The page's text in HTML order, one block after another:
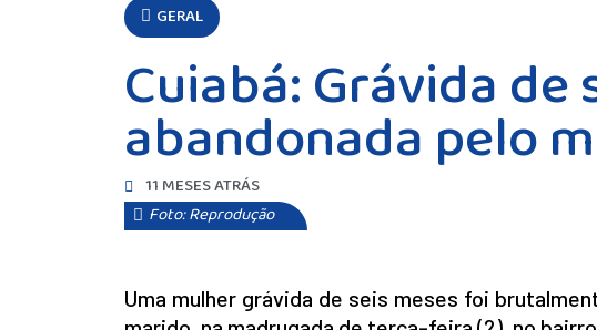
GERAL
Cuiabá: Grávida de
abandonada pelo
11 MESES ATRÁS
Foto: Reprodução
Uma mulher grávida de seis meses foi